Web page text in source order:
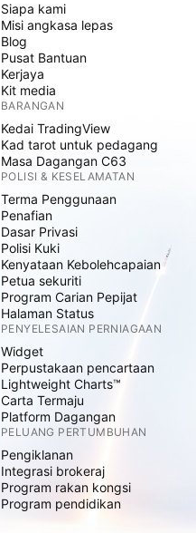
Siapa kami
Misi angkasa lepas
Blog
Pusat Bantuan
Kerjaya
Kit media
BARANGAN
Kedai TradingView
Kad tarot untuk pedagang
Masa Dagangan C63
POLISI & KESELAMATAN
Terma Penggunaan
Penafian
Dasar Privasi
Polisi Kuki
Kenyataan Kebolehcapaian
Petua sekuriti
Program Carian Pepijat
Halaman Status
PENYELESAIAN PERNIAGAAN
Widget
Perpustakaan pencartaan
Lightweight Charts™
Carta Termaju
Platform Dagangan
PELUANG PERTUMBUHAN
Pengiklanan
Integrasi brokeraj
Program rakan kongsi
Program pendidikan